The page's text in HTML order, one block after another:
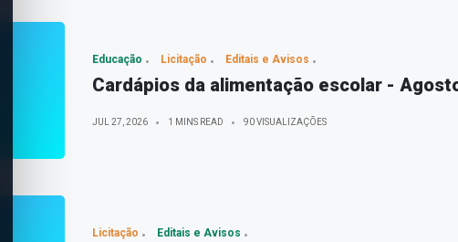
Educação Licitação Editais e Avisos
Cardápios da alimentação escolar -
JUL 27, 2026 1 MINS READ 90 VISUALIZAÇÕES
Licitação Editais e Avisos